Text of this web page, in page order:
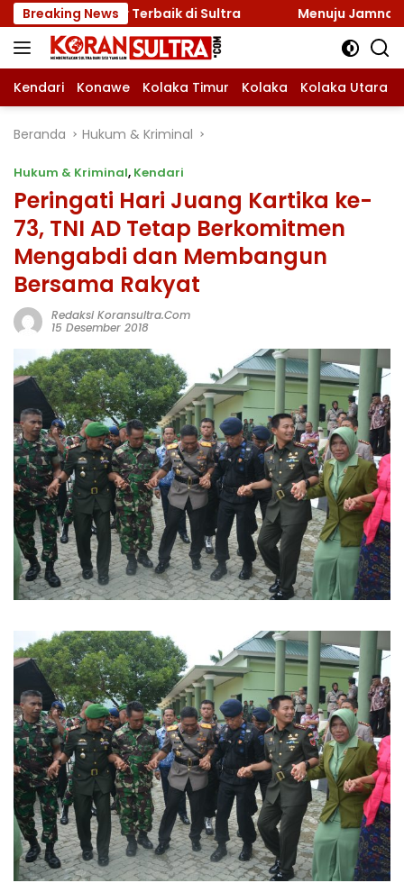
Langsung
ke
konten
Breaking News
Terbaik di Sultra Menuju Jamnas 2026, Ketua
Kendari Konawe Kolaka Timur Kolaka Kolaka Utara
Beranda Hukum & Kriminal
Hukum & Kriminal, Kendari
Peringati Hari Juang Kartika ke-
73, TNI AD Tetap Berkomitmen
Mengabdi dan Membangun
Bersama Rakyat
Redaksi Koransultra.com
15 Desember 2018